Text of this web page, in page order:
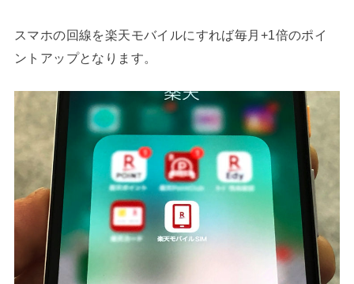
スマホの回線を楽天モバイルにすれば毎月+1倍のポイ
ントアップとなります。